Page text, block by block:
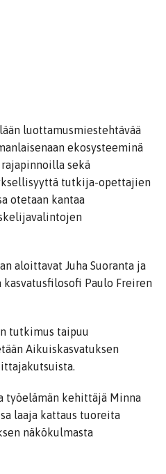
luottamusmiestehtävää
ekosysteeminä
sekä
tutkija-opettajien
otetaan kantaa
aloittavat Juha Suoranta ja
Paulo Freiren
tutkimus taipuu
Aikuiskasvatuksen
työelämän kehittäjä Minna
laaja kattaus tuoreita
näkökulmasta